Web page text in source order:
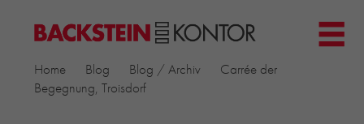
PROJEKTE
▼
Home Blog Blog / Archiv
Carrée der
Begegnung, Troisdorf